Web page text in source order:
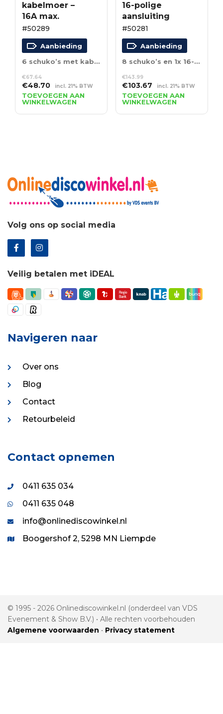
kabelmoer –
16A max.
#50289
Aanbieding
6 schuko’s met kabelmoer – 16A max.
€67.64
Oorspronkelijke
prijs
was:
€67.64.
€48.70Huidige
prijs
is:
€48.70.
incl. 21% BTW
TOEVOEGEN AAN
WINKELWAGEN
16-polige
aansluiting
#50281
Aanbieding
8 schuko’s en 1x 16-polige aansluiting
€143.99
Oorspronkelijke
prijs
was:
€143.99.
€103.67 Huidige
prijs
is:
€103.67.
incl. 21% BTW
TOEVOEGEN AAN
WINKELWAGEN
Volg ons op social media
Veilig betalen met iDEAL
Navigeren naar
Over ons
Blog
Contact
Retourbeleid
Contact opnemen
0411 635 034
0411 635 048
info@onlinediscowinkel.nl
Boogershof 2, 5298 MN Liempde
© 1995 - 2026 Onlinediscowinkel.nl (onderdeel van VDS
Evenement & Show B.V.) • Alle rechten voorbehouden
Algemene voorwaarden • Privacy statement